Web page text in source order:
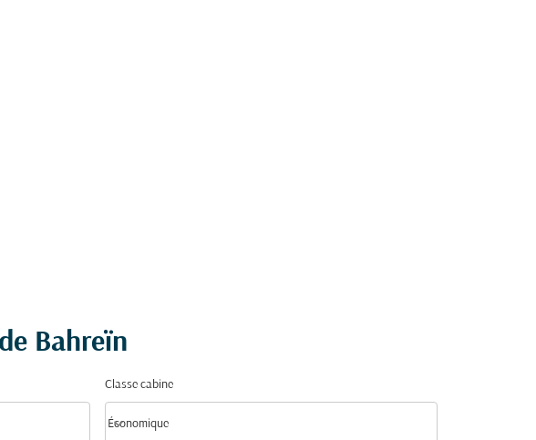
Bahreïn
Classe cabine
Classe cabine option Économique Selected
Économique
keyboard_arrow_down